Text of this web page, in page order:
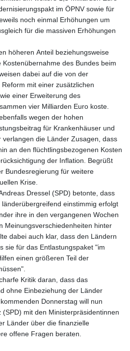
im ÖPNV sowie für
noch einmal Erhöhungen um
für die massiven Erhöhungen
höheren Anteil beziehungsweise
des Bundes beim
dabei auf die von der
mit einer zusätzlichen
einer Erweiterung des
vier Milliarden Euro koste.
wegen der hohen
für Krankenhäuser und
verlangen die Länder Zusagen, dass
an den flüchtlingsbezogenen Kosten
der Inflation. Begrüßt
Bundesregierung für weitere
Krise.
Dressel (SPD) betonte, dass
einstimmig erfolgt
ihre in den vergangenen Wochen
Meinungsverschiedenheiten hinter
dabei auch klar, dass den Ländern
sie für das Entlastungspaket "im
einen größeren Teil der
Kritik daran, dass das
ohne Einbeziehung der Länder
Donnerstag will nun
(SPD) mit den Ministerpräsidentinnen
Länder über die finanzielle
offene Fragen beraten.